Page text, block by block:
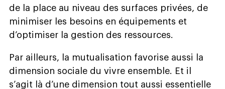
de la place au niveau des surfaces privées, de
minimiser les besoins en équipements et
d’optimiser la gestion des ressources.
Par ailleurs, la mutualisation favorise aussi la
dimension sociale du vivre ensemble. Et il
s’agit là d’une dimension tout aussi essentielle